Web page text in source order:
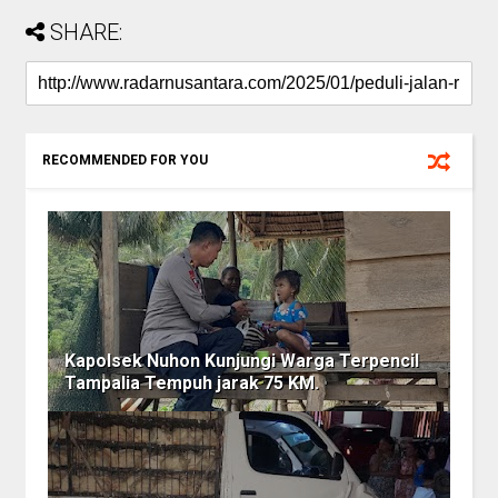
SHARE:
RECOMMENDED FOR YOU
Kapolsek Nuhon Kunjungi Warga Terpencil
Tampalia Tempuh jarak 75 KM.